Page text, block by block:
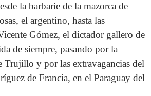
la barbarie de la mazorca de
el argentino, hasta las
Gómez, el dictador gallero de
de siempre, pasando por la
Trujillo y por las extravagancias del
de Francia, en el Paraguay del